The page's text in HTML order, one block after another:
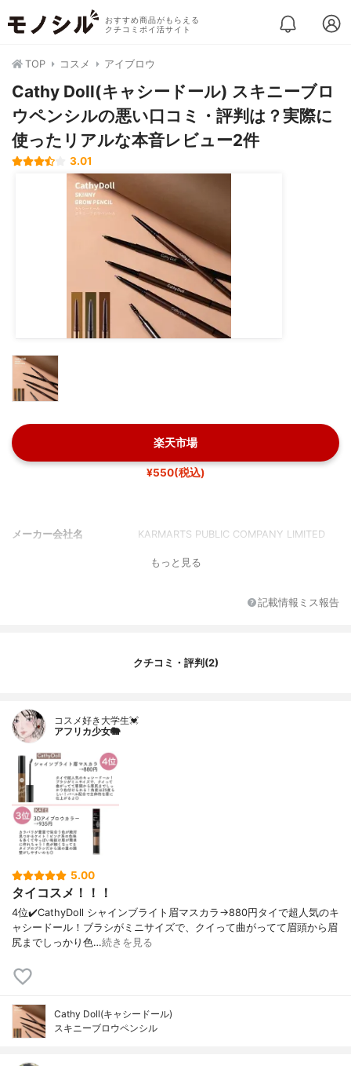
おすすめ商品がもらえる
クチコミポイ活サイト
TOP コスメ アイブロウ
Cathy Doll(キャシードール) スキニーブロ
ウペンシルの悪い口コミ・評判は？実際に
使ったリアルな本音レビュー2件
3.01
楽天市場
¥550(税込)
メーカー会社名 KARMARTS PUBLIC COMPANY LIMITED
もっと見る
記載情報ミス報告
クチコミ・評判(2)
コスメ好き大学生💓
アフリカ少女🐘
5.00
タイコスメ！！！
4位✔️CathyDoll シャインブライト眉マスカラ→880円タイで超人気のキ
ャシードール！ブラシがミニサイズで、クイって曲がってて眉頭から眉
尻までしっかり色…続きを見る
Cathy Doll(キャシードール)
スキニーブロウペンシル